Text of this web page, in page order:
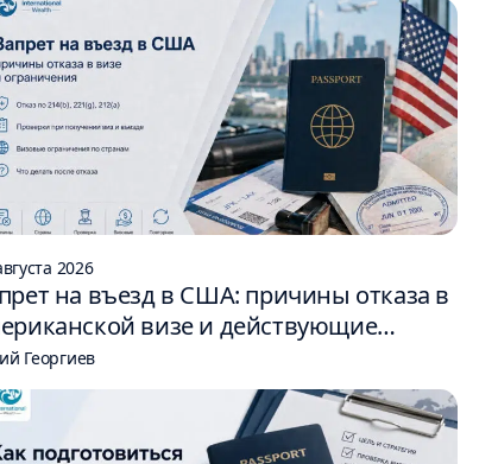
2026
на въезд в США: причины отказа в
визе и действующие
Георгиев